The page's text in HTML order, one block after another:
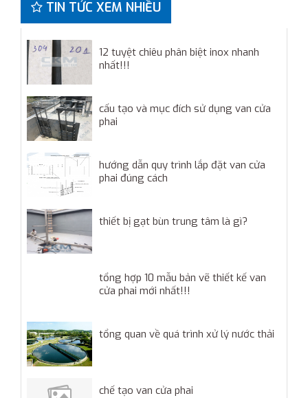
TIN TỨC XEM NHIỀU
12 tuyệt chiêu phân biệt inox nhanh
nhất!!!
cấu tạo và mục đích sử dụng van cửa
phai
hướng dẫn quy trình lắp đặt van cửa
phai đúng cách
thiết bị gạt bùn trung tâm là gì?
tổng hợp 10 mẫu bản vẽ thiết kế van
cửa phai mới nhất!!!
tổng quan về quá trình xử lý nước thải
chế tạo van cửa phai